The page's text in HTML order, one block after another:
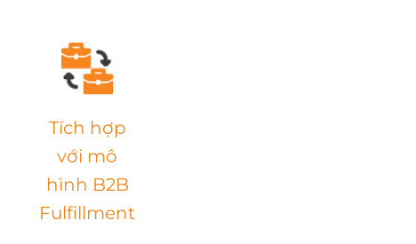
Tích hợp
với mô
hình B2B
Fulfillment